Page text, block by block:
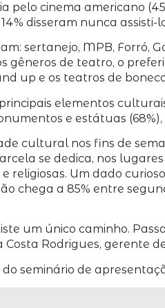
cinema americano
disseram nunca assisti-
sertanejo, MPB, Forró,
gêneros de teatro, o
up e os teatros de
elementos
e estátuas
cultural nos fins de
se dedica, nos
Um dado
chega a 85% entre
um único caminho.
Rodrigues, gerente
seminário de